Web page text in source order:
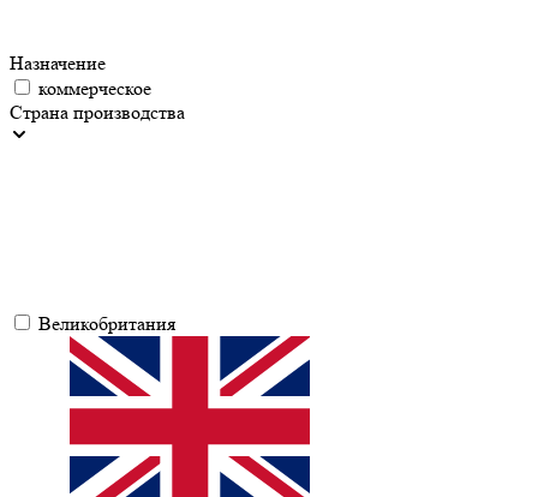
Назначение
коммерческое
Страна производства
Великобритания